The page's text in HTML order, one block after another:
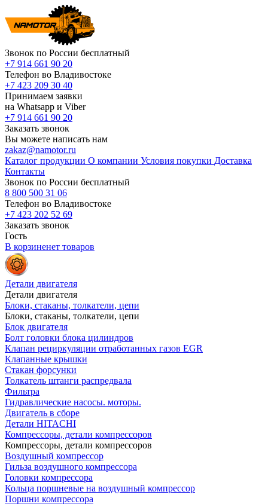
Звонок по России бесплатный
+7 914 661 90 20
Телефон во Владивостоке
+7 423 209 30 40
Принимаем заявки
на Whatsapp и Viber
+7 914 661 90 20
Заказать звонок
Вы можете написать нам
zakaz@namotor.ru
Каталог продукции О компании Условия покупки Доставка
Контакты
Звонок по России бесплатный
8 800 500 31 06
Телефон во Владивостоке
+7 423 202 52 69
Заказать звонок
Гость
В корзиненет товаров
Детали двигателя
Детали двигателя
Блоки, стаканы, толкатели, цепи
Блоки, стаканы, толкатели, цепи
Блок двигателя
Болт головки блока цилиндров
Клапан рециркуляции отработанных газов EGR
Клапанные крышки
Стакан форсунки
Толкатель штанги распредвала
Фильтра
Гидравлические насосы. моторы.
Двигатель в сборе
Детали HITACHI
Компрессоры, детали компрессоров
Компрессоры, детали компрессоров
Воздушный компрессор
Гильза воздушного компрессора
Головки компрессора
Кольца поршневые на воздушный компрессор
Поршни компрессора